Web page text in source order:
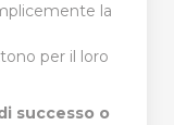
la
per il loro
successo o